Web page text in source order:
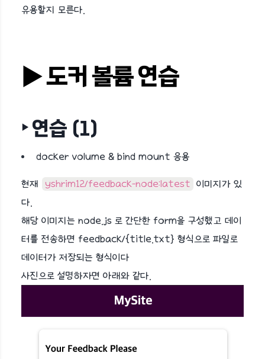
유용할지 모른다.
▶︎ 도커 볼륨 연습
‣ 연습 (1)
docker volume & bind mount 응용
현재 yshrim12/feedback-node:latest 이미지가 있
다.
해당 이미지는 node.js 로 간단한 form을 구성했고 데이
터를 전송하면 feedback/{title.txt} 형식으로 파일로
데이터가 저장되는 형식이다
사진으로 설명하자면 아래와 같다.